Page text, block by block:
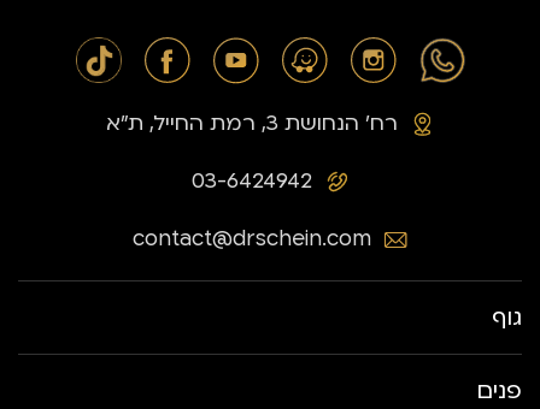
03-6424942
רח׳ הנחושת 3, רמת החייל, ת״א
contact@drschein.com
גוף
פנים